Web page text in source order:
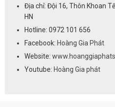
Hiện nay, đá ốp tường dành cho
liệu trang trí nội thất được bán
lựa chọn đá ốp tường tốt, phù
ngân sách của mình. Dưới đây là
chọn đá ốp tường phòng ngủ:
Chất lượng đá
Địa chỉ: Đội 16, Thôn Khoan
HN
Hotline: 0972 101 656
Facebook: Hoàng Gia Phát
Website:
Youtube: Hoàng Gia phát